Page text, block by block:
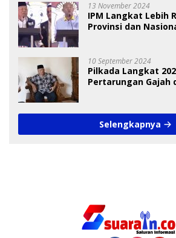
13 November 2024
IPM Langkat Lebih
Provinsi dan
10 September 2024
Pilkada Langkat
Pertarungan Gajah
Selengkapnya